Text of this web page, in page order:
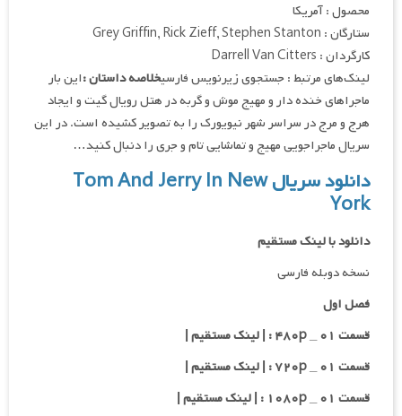
محصول : آمریکا
ستارگان : Grey Griffin, Rick Zieff, Stephen Stanton
کارگردان : Darrell Van Citters
لینک‌های مرتبط : جستجوی زیرنویس فارسیخلاصه داستان :این بار
ماجراهای خنده دار و مهیج موش و گربه در هتل رویال گیت و ایجاد
هرج و مرج در سراسر شهر نیویورک را به تصویر کشیده است. در این
سریال ماجراجویی مهیج و تماشایی تام و جری را دنبال کنید…
دانلود سریال Tom And Jerry In New
York
دانلود با لینک مستقیم
نسخه دوبله فارسی
فصل اول
قسمت ۰۱ _ ۴۸۰p : | لینک مستقیم |
قسمت ۰۱ _ ۷۲۰p : | لینک مستقیم |
قسمت ۰۱ _ ۱۰۸۰p : | لینک مستقیم |